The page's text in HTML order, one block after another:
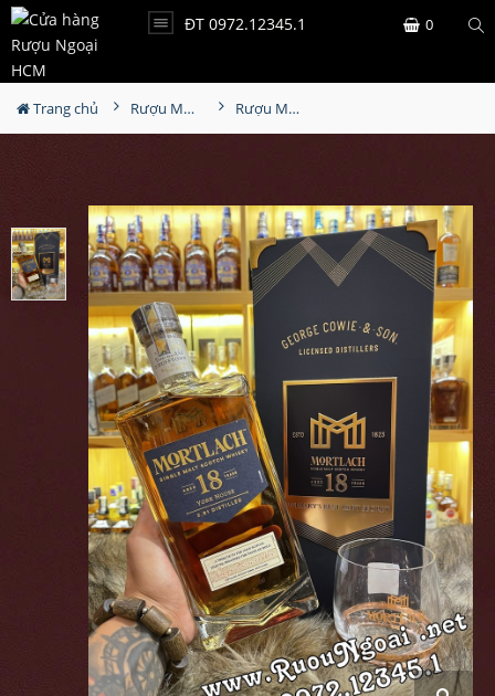
ĐT 0972.12345.1 0
Trang chủ Rượu Mortlach Rượu Mortlach 18 - Hộp Quà Tết 2022